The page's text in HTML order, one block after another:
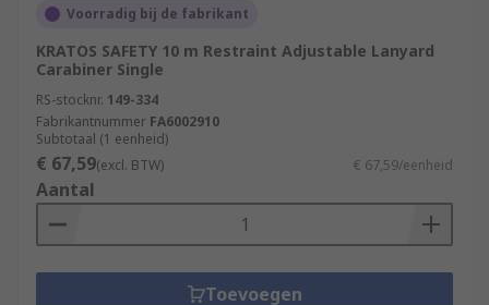
Voorradig bij de fabrikant
KRATOS SAFETY 10 m Restraint Adjustable Lanyard
Carabiner Single
RS-stocknr. 149-334
Fabrikantnummer FA6002910
Subtotaal (1 eenheid)
€ 67,59(excl. BTW) € 67,59/eenheid
Aantal
Toevoegen